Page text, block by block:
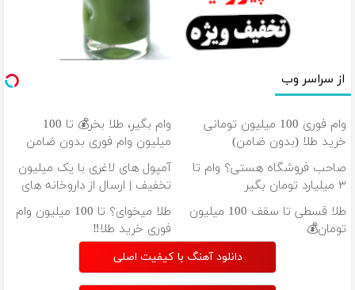
از سراسر وب
وام فوری 100 میلیون تومانی
خرید طلا (بدون ضامن)
وام بگیر، طلا بخر💰 تا 100
میلیون وام فوری بدون ضامن
صاحب فروشگاه هستی؟ وام تا
۳ میلیارد تومان بگیر
آمپول های لاغری با یک میلیون
تخفیف | ارسال از داروخانه های
معتبر
طلا قسطی تا سقف 100 میلیون
تومان💰
طلا میخوای؟ تا 100 میلیون وام
فوری خرید طلا‼️
دانلود آهنگ با کیفیت اصلی